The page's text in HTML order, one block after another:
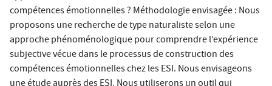
compétences émotionnelles ? Méthodologie envisagée : Nous
proposons une recherche de type naturaliste selon une
approche phénoménologique pour comprendre l’expérience
subjective vécue dans le processus de construction des
compétences émotionnelles chez les ESI. Nous envisageons